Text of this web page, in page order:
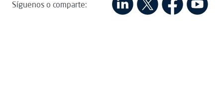
Síguenos o comparte: